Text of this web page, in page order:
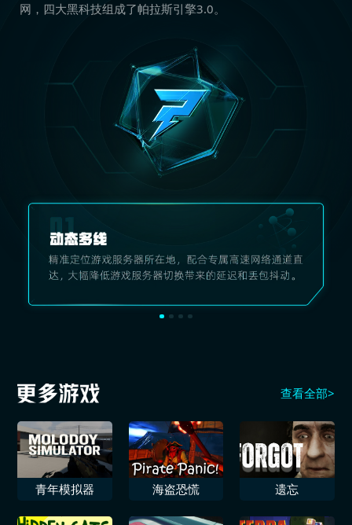
网，四大黑科技组成了帕拉斯引擎3.0。
查看全部>
青年模拟器 海盗恐慌 遗忘